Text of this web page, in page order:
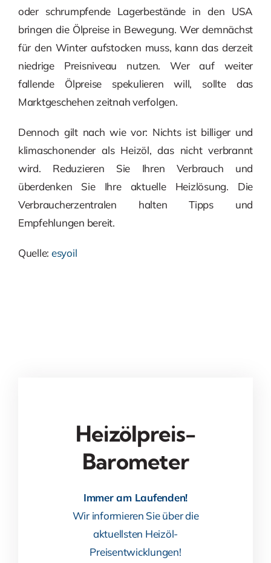
oder schrumpfende Lagerbestände in den USA
bringen die Ölpreise in Bewegung. Wer demnächst
für den Winter aufstocken muss, kann das derzeit
niedrige Preisniveau nutzen. Wer auf weiter
fallende Ölpreise spekulieren will, sollte das
Marktgeschehen zeitnah verfolgen.
Dennoch gilt nach wie vor: Nichts ist billiger und
klimaschonender als Heizöl, das nicht verbrannt
wird. Reduzieren Sie Ihren Verbrauch und
überdenken Sie Ihre aktuelle Heizlösung. Die
Verbraucherzentralen halten Tipps und
Empfehlungen bereit.
Quelle: esyoil
Heizölpreis-
Barometer
Immer am Laufenden!
Wir informieren Sie über die
aktuellsten Heizöl-
Preisentwicklungen!